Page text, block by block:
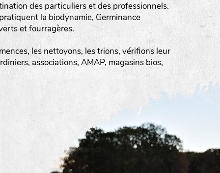
des particuliers et des professionnels.
la biodynamie, Germinance
et fourragères.
les nettoyons, les trions, vérifions leur
associations, AMAP, magasins bios,